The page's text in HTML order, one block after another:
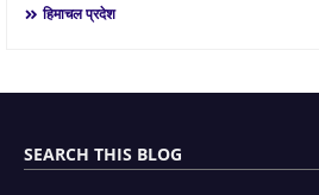
हिमाचल प्रदेश
SEARCH THIS BLOG